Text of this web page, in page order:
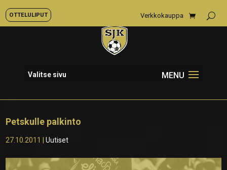
OTTELULIPUT Verkkokauppa
Valitse sivu
Petskulle palkinto
27.10.2011 |Uutiset